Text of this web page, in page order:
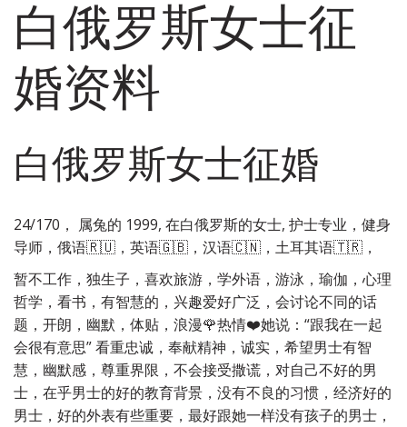
白俄罗斯女士征
婚资料
白俄罗斯女士征婚
24/170， 属兔的 1999, 在白俄罗斯的女士, 护士专业，健身
导师，俄语🇷🇺，英语🇬🇧，汉语🇨🇳，土耳其语🇹🇷，
暂不工作，独生子，喜欢旅游，学外语，游泳，瑜伽，心理
哲学，看书，有智慧的，兴趣爱好广泛，会讨论不同的话
题，开朗，幽默，体贴，浪漫🌹热情❤️她说：“跟我在一起
会很有意思” 看重忠诚，奉献精神，诚实，希望男士有智
慧，幽默感，尊重界限，不会接受撒谎，对自己不好的男
士，在乎男士的好的教育背景，没有不良的习惯，经济好的
男士，好的外表有些重要，最好跟她一样没有孩子的男士，